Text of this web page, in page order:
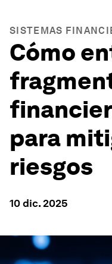
SISTEMAS
Cómo
para
riesgos
10 dic. 2025